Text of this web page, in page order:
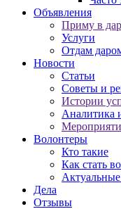
Объявления
Приму в дар
Услуги
Отдам
Новости
Статьи
Советы и
Истории
Аналитика
Волонтеры
Кто такие
Как стать
Дела
Отзывы